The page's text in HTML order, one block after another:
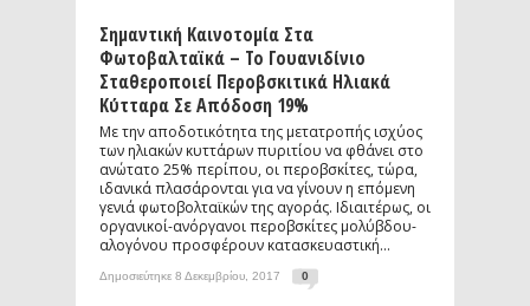
Σημαντική Καινοτομία Στα
Φωτοβαλταϊκά – Το Γουανιδίνιο
Σταθεροποιεί Περοβσκιτικά Ηλιακά
Κύτταρα Σε Απόδοση 19%
Με την αποδοτικότητα της μετατροπής ισχύος
των ηλιακών κυττάρων πυριτίου να φθάνει στο
ανώτατο 25% περίπου, οι περοβσκίτες, τώρα,
ιδανικά πλασάρονται για να γίνουν η επόμενη
γενιά φωτοβολταϊκών της αγοράς. Ιδιαιτέρως, οι
οργανικοί-ανόργανοι περοβσκίτες μολύβδου-
αλογόνου προσφέρουν κατασκευαστική...
Δημοσιεύτηκε 8 Δεκεμβρίου, 2017 0